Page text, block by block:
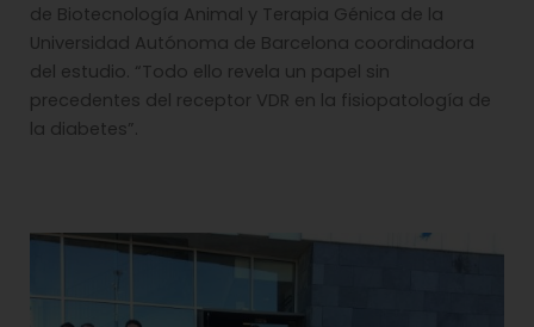
de Biotecnología Animal y Terapia Génica de la
Universidad Autónoma de Barcelona coordinadora
del estudio. “Todo ello revela un papel sin
precedentes del receptor VDR en la fisiopatología de
la diabetes”.